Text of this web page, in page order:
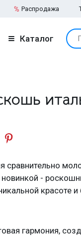
Распродажа
Каталог
сравнительно
новинкой -
красоте
гармония,